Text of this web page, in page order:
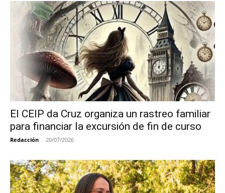
El CEIP da Cruz organiza un rastreo familiar
para financiar la excursión de fin de curso
Redacción - 20/07/2026